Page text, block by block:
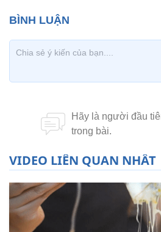
VIDEO LIÊN QUAN NHẤT